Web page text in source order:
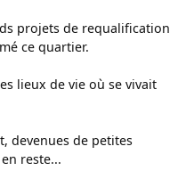
projets de requalification
ce quartier.
lieux de vie où se vivait
devenues de petites
reste...